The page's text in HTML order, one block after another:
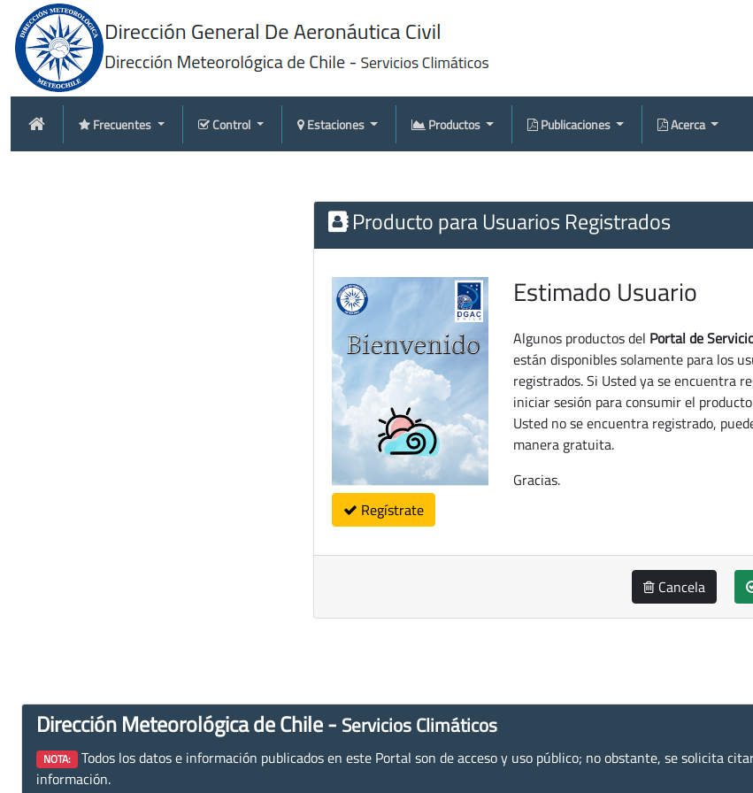
Frecuentes Control Estaciones Productos Publicaciones Acerca
Producto para Usuarios Registrados
Regístrate
Estimado Usuario
Algunos productos del Portal de
están disponibles solamente para los
registrados. Si Usted ya se encuentra
iniciar sesión para consumir el
Usted no se encuentra registrado,
manera gratuita.
Gracias.
Cancela
Dirección Meteorológica de Chile - Servicios Climáticos
NOTA: Todos los datos e información publicados en este Portal son de acceso y uso público; no obstante, se solicita
información.